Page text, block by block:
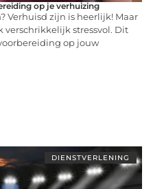
op je verhuizing
Verhuisd zijn is heerlijk! Maar
verschrikkelijk stressvol. Dit
op jouw
DIENSTVERLENING